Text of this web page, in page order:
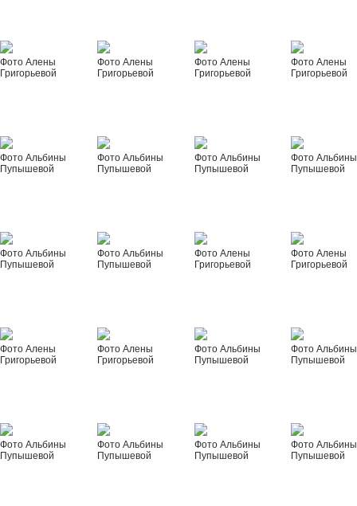
Фото Алены
Григорьевой
Фото Алены
Григорьевой
Фото Алены
Григорьевой
Фото Алены
Григорьевой
Фото Альбины
Пупышевой
Фото Альбины
Пупышевой
Фото Альбины
Пупышевой
Фото Альбины
Пупышевой
Фото Альбины
Пупышевой
Фото Альбины
Пупышевой
Фото Алены
Григорьевой
Фото Алены
Григорьевой
Фото Алены
Григорьевой
Фото Алены
Григорьевой
Фото Альбины
Пупышевой
Фото Альбины
Пупышевой
Фото Альбины
Пупышевой
Фото Альбины
Пупышевой
Фото Альбины
Пупышевой
Фото Альбины
Пупышевой